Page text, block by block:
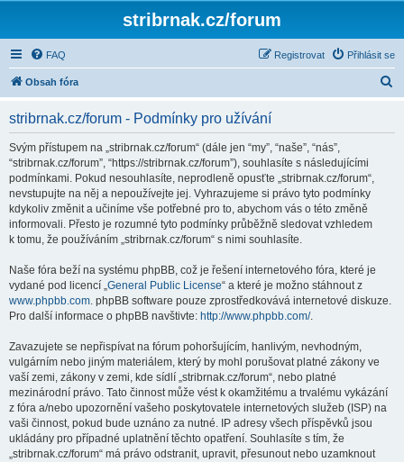
stribrnak.cz/forum
FAQ Přihlásit se
Registrovat
Obsah fóra
stribrnak.cz/forum - Podmínky pro užívání
Svým přístupem na „stribrnak.cz/forum“ (dále jen “my”, “naše”, “nás”,
“stribrnak.cz/forum”, “https://stribrnak.cz/forum”), souhlasíte s následujícími
podmínkami. Pokud nesouhlasíte, neprodleně opusťte „stribrnak.cz/forum“,
nevstupujte na něj a nepoužívejte jej. Vyhrazujeme si právo tyto podmínky
kdykoliv změnit a učiníme vše potřebné pro to, abychom vás o této změně
informovali. Přesto je rozumné tyto podmínky průběžně sledovat vzhledem
k tomu, že používáním „stribrnak.cz/forum“ s nimi souhlasíte.
Naše fóra beží na systému phpBB, což je řešení internetového fóra, které je
vydané pod licencí „General Public License“ a které je možno stáhnout z
www.phpbb.com. phpBB software pouze zprostředkovává internetové diskuze.
Pro další informace o phpBB navštivte: http://www.phpbb.com/.
Zavazujete se nepřispívat na fórum pohoršujícím, hanlivým, nevhodným,
vulgárním nebo jiným materiálem, který by mohl porušovat platné zákony ve
vaší zemi, zákony v zemi, kde sídlí „stribrnak.cz/forum“, nebo platné
mezinárodní právo. Tato činnost může vést k okamžitému a trvalému vykázání
z fóra a/nebo upozornění vašeho poskytovatele internetových služeb (ISP) na
vaši činnost, pokud bude uznáno za nutné. IP adresy všech příspěvků jsou
ukládány pro případné uplatnění těchto opatření. Souhlasíte s tím, že
„stribrnak.cz/forum“ má právo odstranit, upravit, přesunout nebo uzamknout